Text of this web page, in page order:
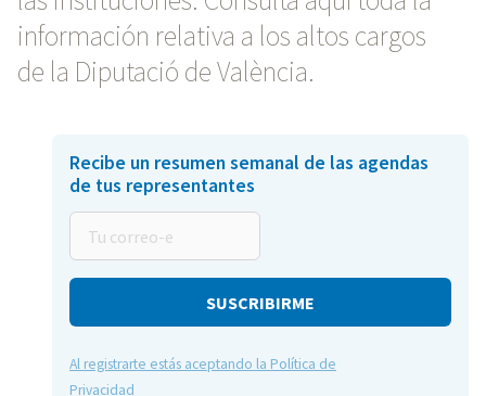
información relativa a los altos cargos
de la Diputació de València.
Recibe un resumen semanal de las agendas
de tus representantes
correo-
e
Al registrarte estás aceptando la Política de
Privacidad